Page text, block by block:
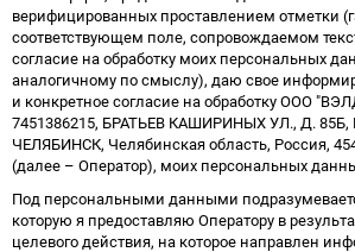
верифицированных проставлением отметки
соответствующем поле, сопровождаемом
согласие на обработку моих персональных
аналогичному по смыслу), даю свое
и конкретное согласие на обработку ООО
7451386215, БРАТЬЕВ КАШИРИНЫХ УЛ., Д.
ЧЕЛЯБИНСК, Челябинская область, Россия,
(далее – Оператор), моих персональных
Под персональными данными
которую я предоставляю Оператору в
целевого действия, на которое направлен